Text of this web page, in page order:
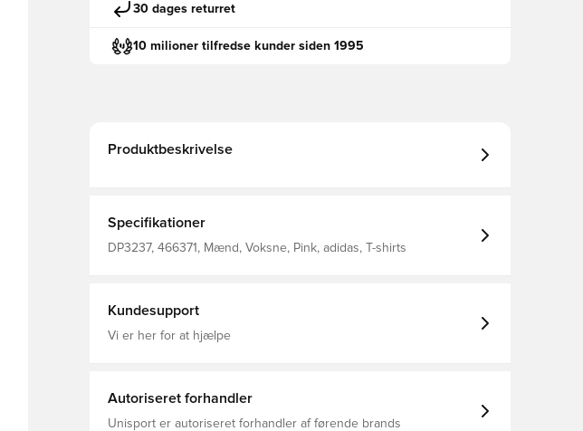
30 dages returret
10 milioner tilfredse kunder siden 1995
Produktbeskrivelse
Specifikationer
DP3237, 466371, Mænd, Voksne, Pink, adidas, T-shirts
Kundesupport
Vi er her for at hjælpe
Autoriseret forhandler
Unisport er autoriseret forhandler af førende brands